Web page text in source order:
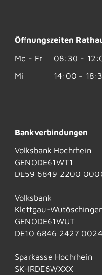
Öffnungszeiten
Mo - Fr
08:30 -
Mi
14:00 -
Bankverbindungen
Volksbank Hochrhein
GENODE61WT1
DE59 6849 2200
Volksbank
Klettgau-Wutöschingen
GENODE61WUT
DE10 6846 2427
Sparkasse Hochrhein
SKHRDE6WXXX